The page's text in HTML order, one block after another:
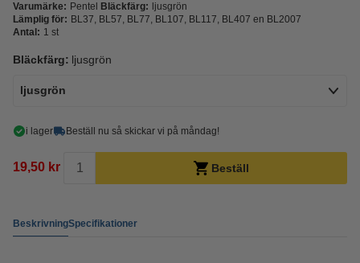
Varumärke: Pentel Bläckfärg:
ljusgrön
Lämplig för: BL37, BL57, BL77, BL107, BL117, BL407 en BL2007
Antal: 1 st
Bläckfärg: ljusgrön
ljusgrön
i lager Beställ nu så skickar vi på måndag!
19,50 kr Beställ
BeskrivningSpecifikationer